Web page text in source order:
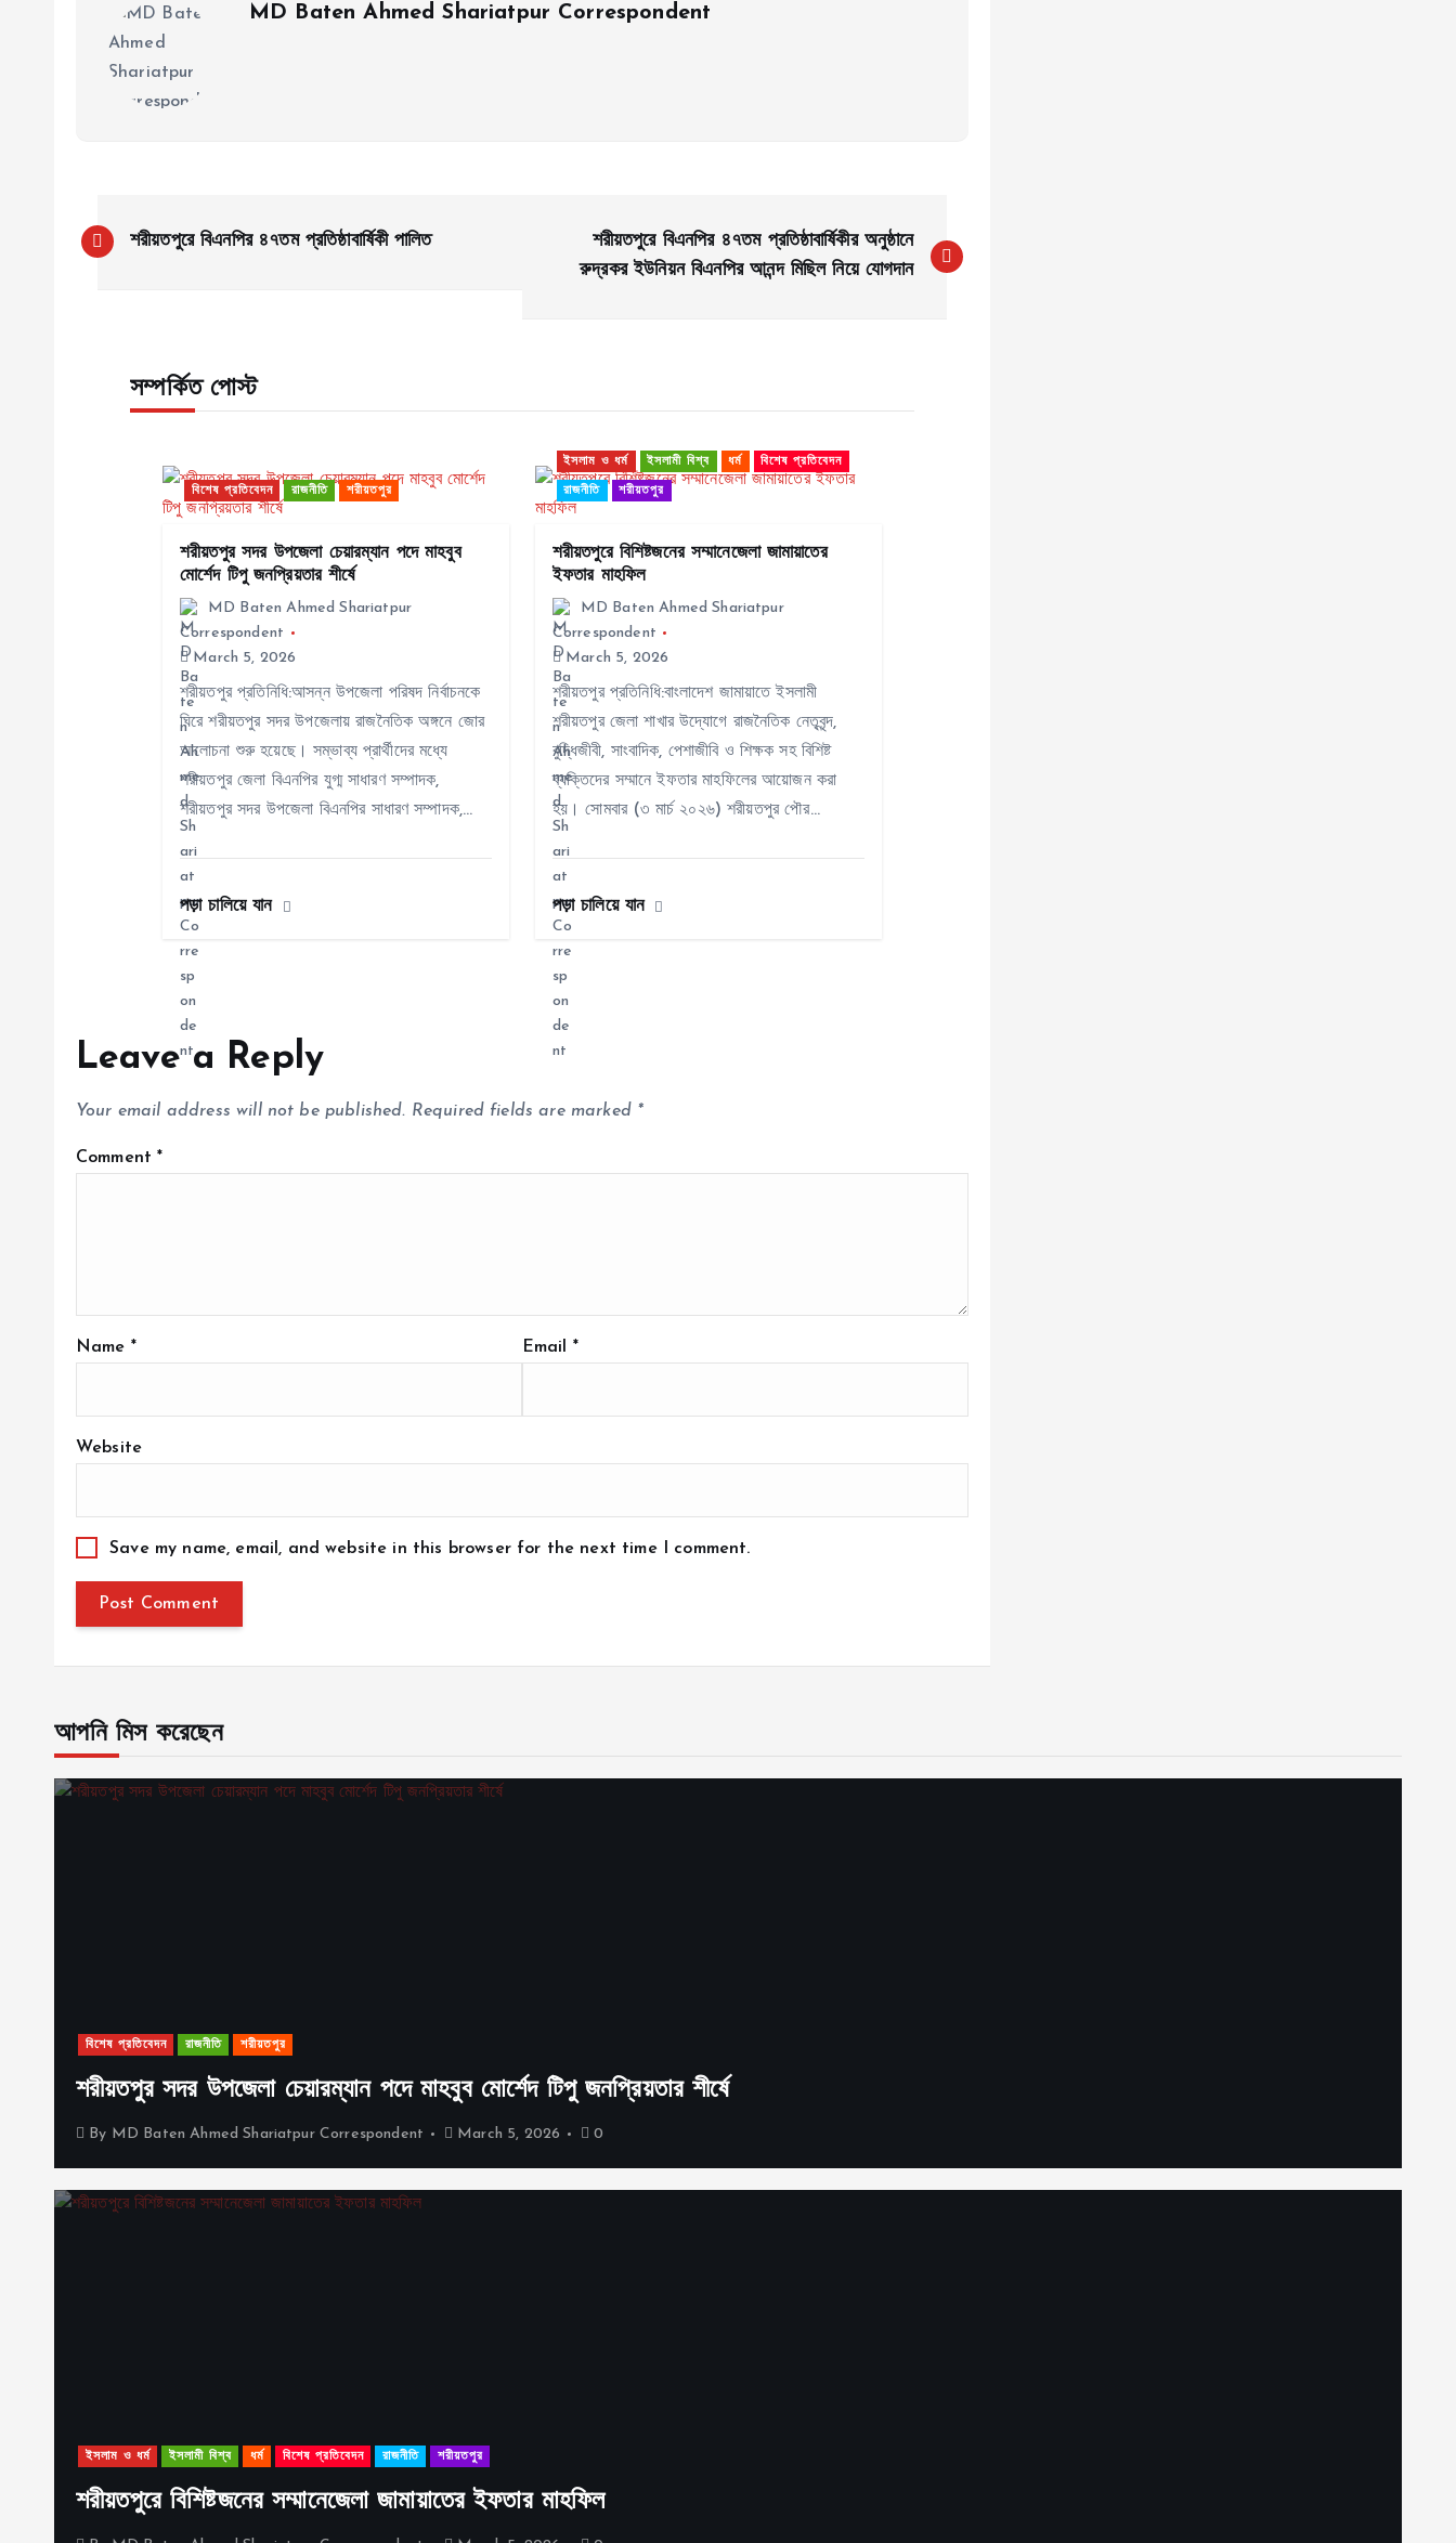
MD Baten Ahmed Shariatpur Correspondent
P
শরীয়তপুরে বিএনপির ৪৭তম প্রতিষ্ঠাবার্ষিকী পালিত
শরীয়তপুরে বিএনপির ৪৭তম প্রতিষ্ঠাবার্ষিকীর অনুষ্ঠানে
রুদ্রকর ইউনিয়ন বিএনপির আনন্দ মিছিল নিয়ে যোগদান
সম্পর্কিত পোস্ট
বিশেষ প্রতিবেদন রাজনীতি শরীয়তপুর
শরীয়তপুর সদর উপজেলা চেয়ারম্যান পদে মাহবুব
মোর্শেদ টিপু জনপ্রিয়তার শীর্ষে
MD Baten Ahmed Shariatpur
Correspondent
March 5, 2026
শরীয়তপুর প্রতিনিধি:আসন্ন উপজেলা পরিষদ নির্বাচনকে
ঘিরে শরীয়তপুর সদর উপজেলায় রাজনৈতিক অঙ্গনে জোর
আলোচনা শুরু হয়েছে। সম্ভাব্য প্রার্থীদের মধ্যে
শরীয়তপুর জেলা বিএনপির যুগ্ম সাধারণ সম্পাদক,
শরীয়তপুর সদর উপজেলা বিএনপির সাধারণ সম্পাদক,…
পড়া চালিয়ে যান
ইসলাম ও ধর্ম ইসলামী বিশ্ব ধর্ম বিশেষ প্রতিবেদন
রাজনীতি শরীয়তপুর
শরীয়তপুরে বিশিষ্টজনের সম্মানেজেলা জামায়াতের
ইফতার মাহফিল
MD Baten Ahmed Shariatpur
Correspondent
March 5, 2026
শরীয়তপুর প্রতিনিধি:বাংলাদেশ জামায়াতে ইসলামী
শরীয়তপুর জেলা শাখার উদ্যোগে রাজনৈতিক নেতৃবৃন্দ,
বুদ্ধিজীবী, সাংবাদিক, পেশাজীবি ও শিক্ষক সহ বিশিষ্ট
ব্যক্তিদের সম্মানে ইফতার মাহফিলের আয়োজন করা
হয়। সোমবার (৩ মার্চ ২০২৬) শরীয়তপুর পৌর…
পড়া চালিয়ে যান
Leave a Reply
Your email address will not be published. Required fields are marked *
Comment*
Name * Email *
Website
Save my name, email, and website in this browser for the next time I comment.
আপনি মিস করেছেন
বিশেষ প্রতিবেদন রাজনীতি শরীয়তপুর
শরীয়তপুর সদর উপজেলা চেয়ারম্যান পদে মাহবুব মোর্শেদ টিপু জনপ্রিয়তার শীর্ষে
By MD Baten Ahmed Shariatpur Correspondent March 5, 2026 0
ইসলাম ও ধর্ম ইসলামী বিশ্ব ধর্ম বিশেষ প্রতিবেদন রাজনীতি শরীয়তপুর
শরীয়তপুরে বিশিষ্টজনের সম্মানেজেলা জামায়াতের ইফতার মাহফিল